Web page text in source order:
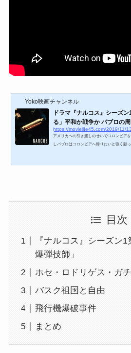
Yoko映画チャンネル
ドラマ『ナルコス』シーズ
る」平和か戦争か パブロの
https://movielife45.com/2019/11/
アメリカへの引き渡しのせいでコロンビア
しパブロはコロンビアへ帰りたいと強く願
目次
『ナルコス』シーズン
爆弾技師」
ホセ・ロドリゲス・ガ
バスク祖国と自由
飛行機爆破事件
まとめ